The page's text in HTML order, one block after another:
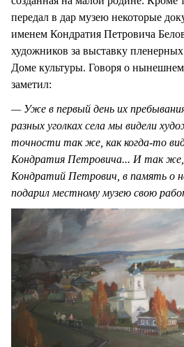
передал в дар музею некоторые
именем Кондратия Петровича
художников за выставку
Доме культуры. Говоря о нынешнем
заметил:
— Уже в первый день их
разных уголках села мы видели
точности так же, как когда-то
Кондратия Петровича... И так же,
Кондратий Петрович, в память о
подарил местному музею свою